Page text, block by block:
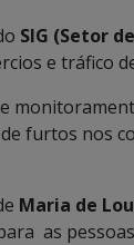
SIG (Setor
e tráfico
furtos nos
Maria de
as